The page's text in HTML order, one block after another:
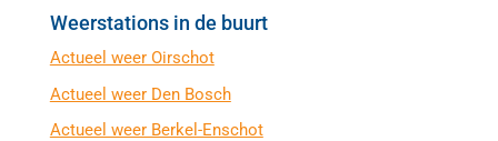
Weerstations in de buurt
Actueel weer Oirschot
Actueel weer Den Bosch
Actueel weer Berkel-Enschot